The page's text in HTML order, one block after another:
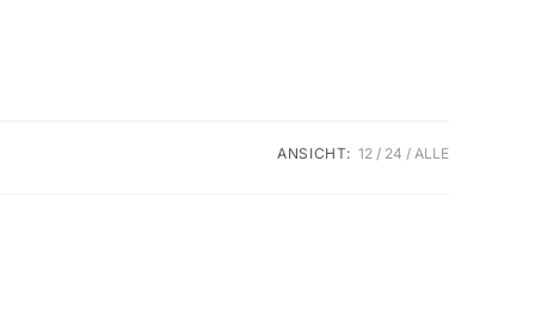
ANSICHT: 12 24 ALLE